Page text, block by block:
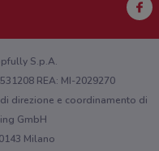
S.p.A.
REA: MI-2029270
direzione e coordinamento di
GmbH
Milano